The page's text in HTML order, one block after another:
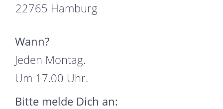
22765 Hamburg
Wann?
Jeden Montag.
Um 17.00 Uhr.
Bitte melde Dich an: